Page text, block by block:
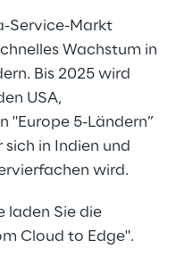
Service-Markt
Wachstum in
Bis 2025 wird
USA,
"Europe 5-Ländern”
in Indien und
wird.
laden Sie die
Cloud to Edge".